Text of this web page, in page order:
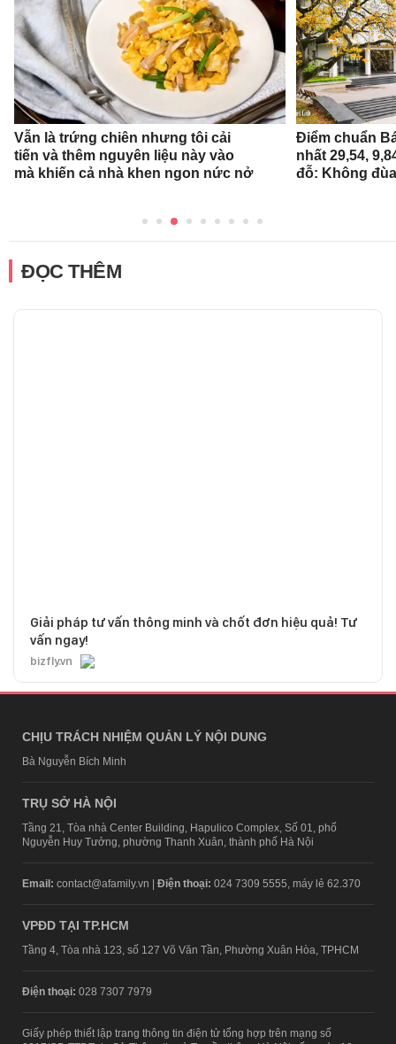
Vẫn là trứng chiên nhưng tôi cải
tiến và thêm nguyên liệu này vào
mà khiến cả nhà khen ngon nức nở
Điểm chuẩn
nhất 29,54,
đỗ: Không
ĐỌC THÊM
Giải pháp tư vấn thông minh và chốt đơn hiệu quả! Tư
vấn ngay!
bizfly.vn
CHỊU TRÁCH NHIỆM QUẢN LÝ NỘI DUNG
Bà Nguyễn Bích Minh
TRỤ SỞ HÀ NỘI
Tầng 21, Tòa nhà Center Building, Hapulico Complex, Số 01, phố
Nguyễn Huy Tưởng, phường Thanh Xuân, thành phố Hà Nội
Email: contact@afamily.vn | Điện thoại: 024 7309 5555, máy lẻ 62.370
VPĐD TẠI TP.HCM
Tầng 4, Tòa nhà 123, số 127 Võ Văn Tần, Phường Xuân Hòa, TPHCM
Điện thoại: 028 7307 7979
Giấy phép thiết lập trang thông tin điện tử tổng hợp trên mạng số